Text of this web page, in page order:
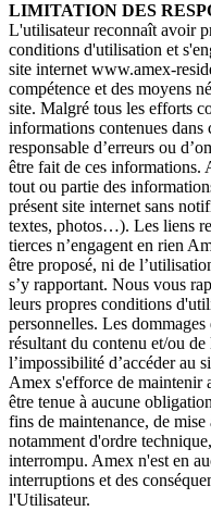
LIMITATION DES
L'utilisateur reconnaît avoir
conditions d'utilisation et
site internet www.amex-
compétence et des moyens
site. Malgré tous les efforts
informations contenues dans
responsable d’erreurs ou
être fait de ces informations.
tout ou partie des
présent site internet sans
textes, photos…). Les liens
tierces n’engagent en rien
être proposé, ni de
s’y rapportant. Nous vous
leurs propres conditions
personnelles. Les
résultant du contenu et/ou
l’impossibilité d’accéder au
Amex s'efforce de maintenir
être tenue à aucune
fins de maintenance, de
notamment d'ordre
interrompu. Amex n'est en
interruptions et des
l'Utilisateur.